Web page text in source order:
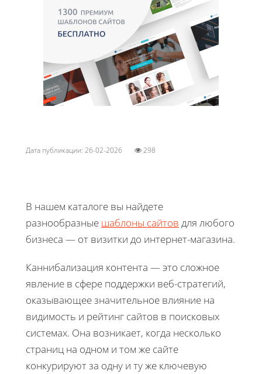
Дата публикации: 26-02-2026 298
В нашем каталоге вы найдете
разнообразные шаблоны сайтов для любого
бизнеса — от визитки до интернет-магазина.
Каннибализация контента — это сложное
явление в сфере поддержки веб-стратегий,
оказывающее значительное влияние на
видимость и рейтинг сайтов в поисковых
системах. Она возникает, когда несколько
страниц на одном и том же сайте
конкурируют за одну и ту же ключевую